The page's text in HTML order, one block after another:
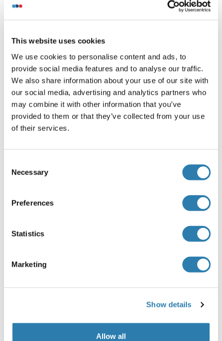
This website uses cookies
We use cookies to personalise content and ads, to
provide social media features and to analyse our traffic.
We also share information about your use of our site with
our social media, advertising and analytics partners who
may combine it with other information that you’ve
provided to them or that they’ve collected from your use
of their services.
Selection
Necessary
Preferences
Statistics
Marketing
Show details
Allow all
Liquid
Buffer
Preservative: 0.03 % Proclin 300
Constituents: 50 % Glycerol, 0.01M PBS, pH 7.4
Agent conservateur
This product contains ProClin: a POISONOUS AND
trained staff only.
-20 °C,-80 °C
Upon receipt, store at -20°C or -80°C. Avoid repeated freeze.
MT3 (Metallothionein 3 (MT3))